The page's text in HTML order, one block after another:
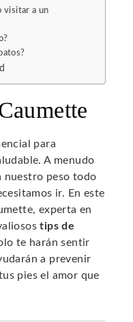
visitar a un
para
A menudo
nuestro peso todo
ir. En este
experta en
tips de
te harán sentir
a prevenir
pies el amor que